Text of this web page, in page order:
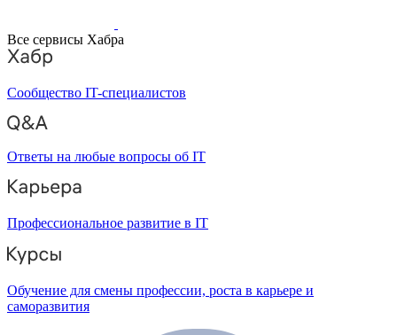
Все сервисы Хабра
Сообщество IT-специалистов
Ответы на любые вопросы об IT
Профессиональное развитие в IT
Обучение для смены профессии, роста в карьере и
саморазвития